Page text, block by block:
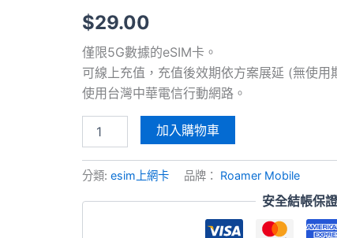
$29.00
僅限5G數據的eSIM卡。
可線上充值，充值後效期依方案展延 (無使用
使用台灣中華電信行動網路。
-
30
Days
加入購物車
分類: esim上網卡 品牌： Roamer Mobile
安全結帳保證